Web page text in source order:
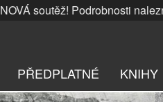
Podrobnosti nalezneteZDE
PŘEDPLATNÉ KNIHY